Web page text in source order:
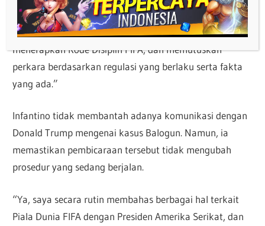
Ia melanjutkan, “Badan peradilan FIFA bersifat
independen. Mereka bekerja secara otonom,
menerapkan Kode Disiplin FIFA, dan memutuskan
perkara berdasarkan regulasi yang berlaku serta fakta
yang ada.”
Infantino tidak membantah adanya komunikasi dengan
Donald Trump mengenai kasus Balogun. Namun, ia
memastikan pembicaraan tersebut tidak mengubah
prosedur yang sedang berjalan.
“Ya, saya secara rutin membahas berbagai hal terkait
Piala Dunia FIFA dengan Presiden Amerika Serikat, dan